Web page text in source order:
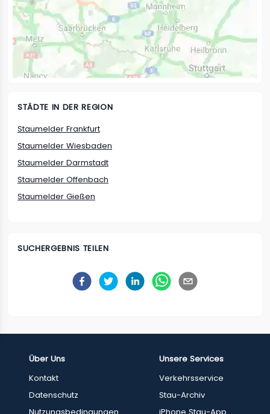
STÄDTE IN DER REGION
Staumelder Frankfurt
Staumelder Wiesbaden
Staumelder Darmstadt
Staumelder Offenbach
Staumelder Gießen
SUCHERGEBNIS TEILEN
Über Uns
Kontakt
Datenschutz
Unsere Services
Verkehrsservice
Stau-Archiv